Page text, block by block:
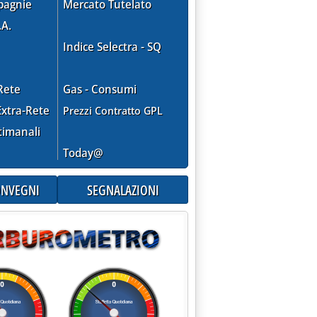
Italgas'
Rete
Mercato Tutelato
Indice Selectra - SQ
Gas - Consumi
Prezzi Contratto GPL
Today@
SEGNALAZIONI